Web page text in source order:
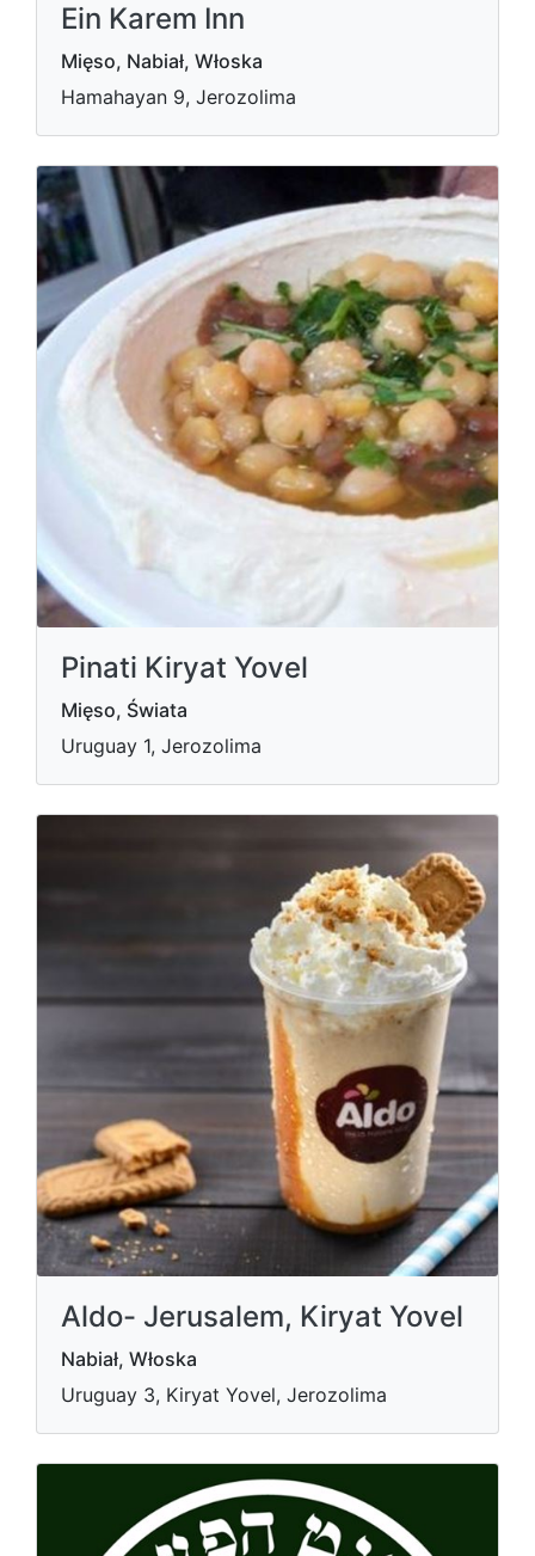
Ein Karem Inn
Mięso, Nabiał, Włoska
Hamahayan 9, Jerozolima
Pinati Kiryat Yovel
Mięso, Świata
Uruguay 1, Jerozolima
Aldo- Jerusalem, Kiryat Yovel
Nabiał, Włoska
Uruguay 3, Kiryat Yovel, Jerozolima